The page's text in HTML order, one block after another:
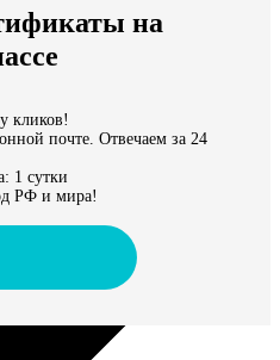
на
кликов!
почте. Отвечаем за 24
1 сутки
РФ и мира!